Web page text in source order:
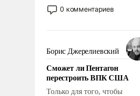
постепенно вытесняя и
отменяя традиционное
мужественным и твердым
ударами судьбы, брать на
ответственность, помогать
слабым, идти вперед и
адаптироваться.
0 комментариев
Борис Джерелиевский
Сможет ли Пентагон
перестроить ВПК США
Только для того, чтобы